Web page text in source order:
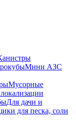
Мини АЗС
Мусорные
Для дачи и
для песка, соли